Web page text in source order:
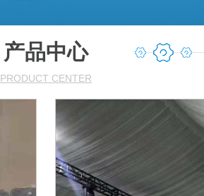
产品中心
PRODUCT CENTER